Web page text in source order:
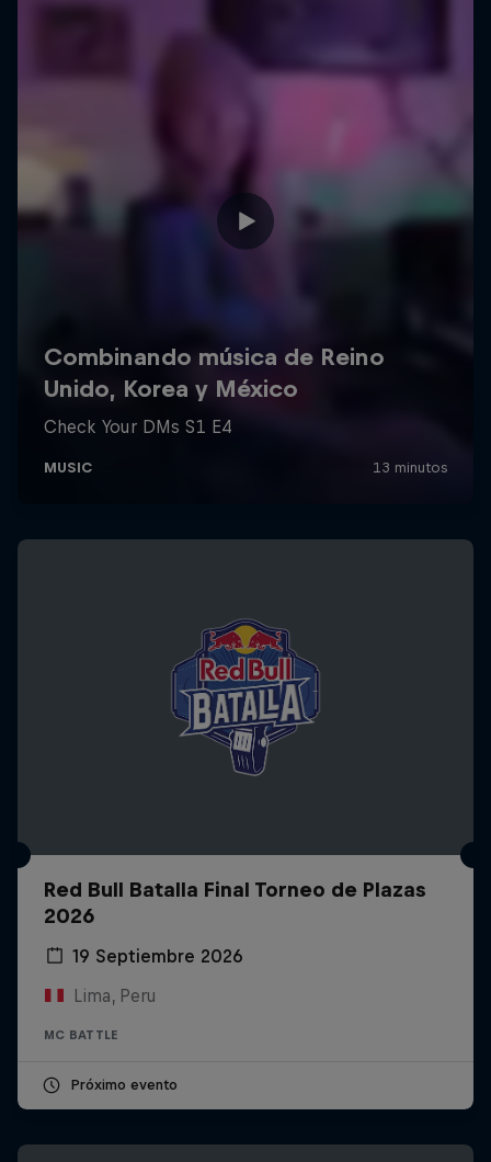
Red Bull Batalla Final Torneo de Plazas
2026
19 Septiembre 2026
Lima, Peru
MC BATTLE
Próximo evento